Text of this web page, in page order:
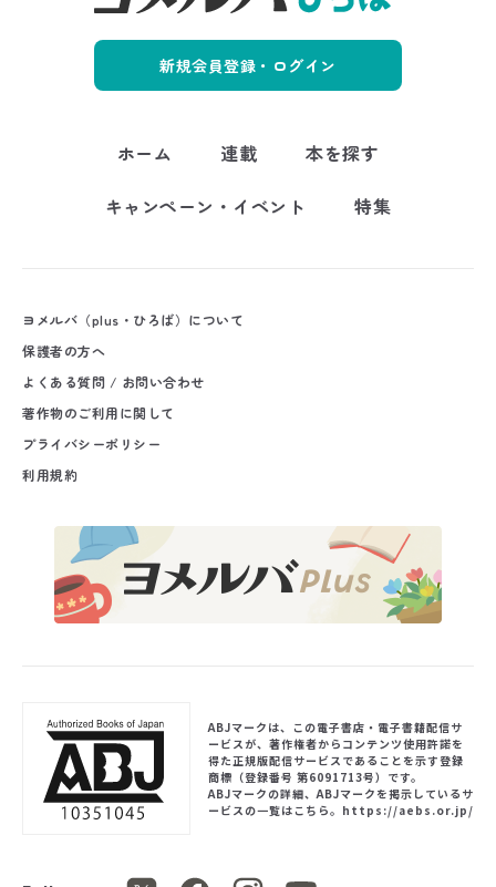
新規会員登録・ログイン
ホーム 連載
本を探す
キャンペーン・イベント
特集
ヨメルバ（plus・ひろば）について
保護者の方へ
よくある質問 / お問い合わせ
著作物のご利用に関して
プライバシーポリシー
利用規約
ABJマークは、この電子書店・電子書籍配信サ
ービスが、著作権者からコンテンツ使用許諾を
得た正規版配信サービスであることを示す登録
商標（登録番号 第6091713号）です。
ABJマークの詳細、ABJマークを掲示しているサ
ービスの一覧はこちら。 https://aebs.or.jp/